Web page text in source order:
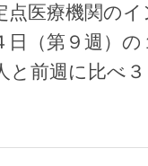
点医療機関の
日（第９週）
と前週に比べ